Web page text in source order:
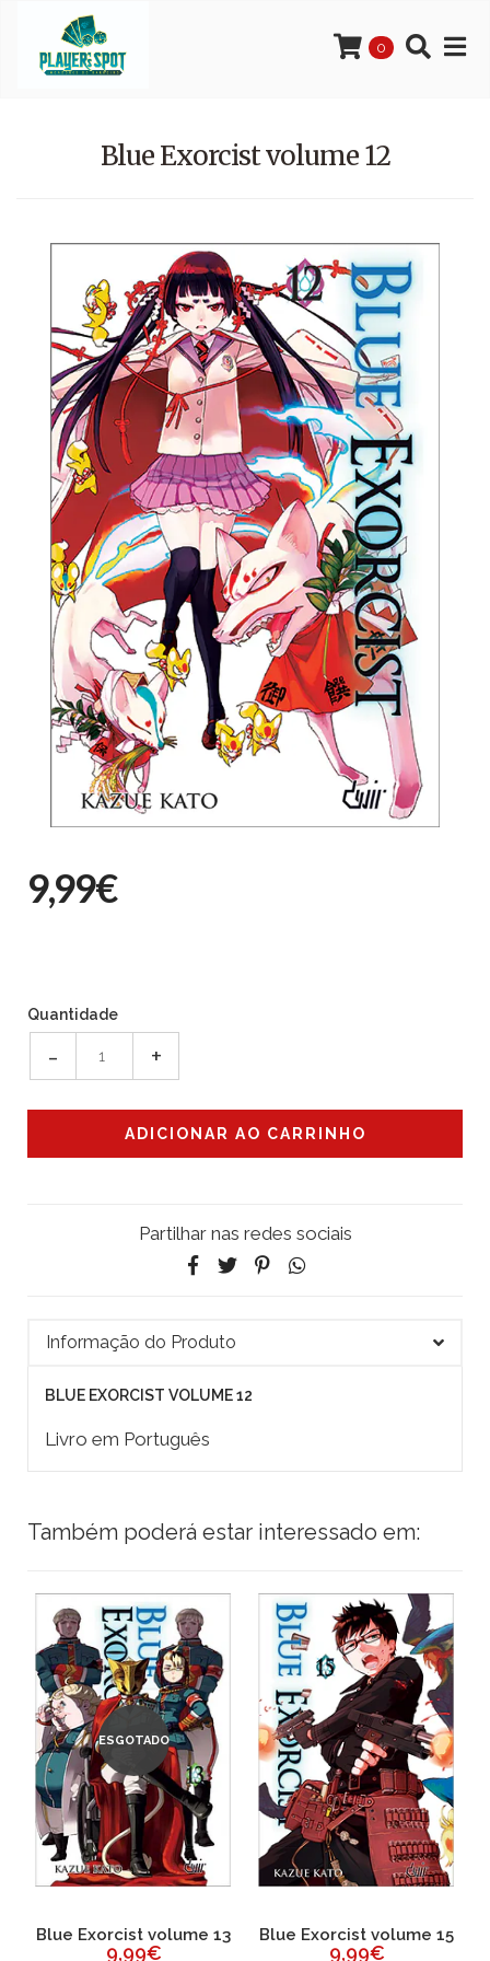
0
Blue Exorcist volume 12
9,99€
Quantidade
- +
Partilhar nas redes sociais
Informação do Produto
BLUE EXORCIST VOLUME 12
Livro em Português
Também poderá estar interessado em:
ESGOTADO
Blue Exorcist volume 13
9,99€
Blue Exorcist volume 15
9,99€